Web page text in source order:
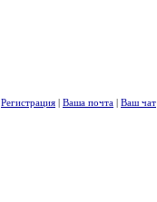
Регистрация | Ваша почта | Ваш чат